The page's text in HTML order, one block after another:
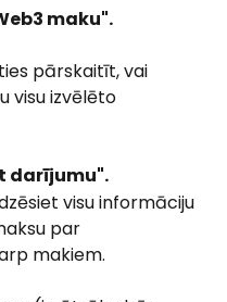
maku".
visu izvēlēto
darījumu".
par
makiem.